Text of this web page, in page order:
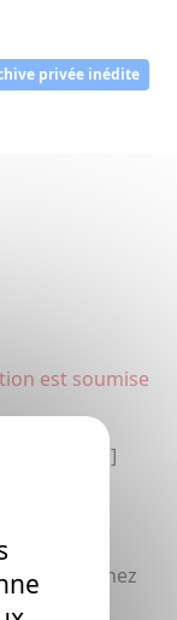
privée inédite
est soumise
erreurs]
à Orthez